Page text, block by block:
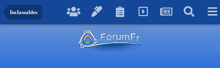
Inclassables